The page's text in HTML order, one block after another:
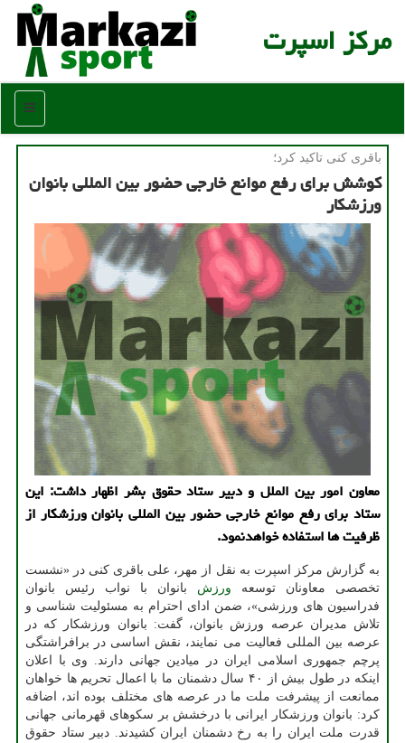
مركز اسپرت
منو
باقری كنی تاكید كرد؛
كوشش برای رفع موانع خارجی حضور بین المللی بانوان
ورزشكار
معاون امور بین الملل و دبیر ستاد حقوق بشر اظهار داشت: این
ستاد برای رفع موانع خارجی حضور بین المللی بانوان ورزشکار از
ظرفیت ها استفاده خواهدنمود.
به گزارش مرکز اسپرت به نقل از مهر، علی باقری کنی در «نشست
تخصصی معاونان توسعه ورزش بانوان با نواب رئیس بانوان
فدراسیون های ورزشی»، ضمن ادای احترام به مسئولیت شناسی و
تلاش مدیران عرصه ورزش بانوان، گفت: بانوان ورزشکار که در
عرصه بین المللی فعالیت می نمایند، نقش اساسی در برافراشتگی
پرچم جمهوری اسلامی ایران در میادین جهانی دارند. وی با اعلان
اینکه در طول بیش از ۴۰ سال دشمنان ما با اعمال تحریم ها خواهان
ممانعت از پیشرفت ملت ما در عرصه های مختلف بوده اند، اضافه
کرد: بانوان ورزشکار ایرانی با درخشش بر سکوهای قهرمانی جهانی
قدرت ملت ایران را به رخ دشمنان ایران کشیدند. دبیر ستاد حقوق